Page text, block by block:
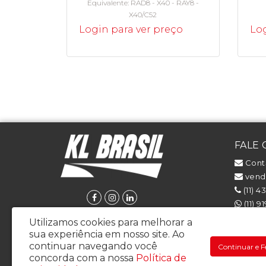
Equivalente RAD8 - X40 - RAY8 -
X40/C52
Login para ver preço
FALE
(11)
(11)
KL BRASIL COMERCIO, IMPORTACAO E EXPORTACAO LTDA -
Utilizamos cookies para melhorar a
sua experiência em nosso site. Ao
continuar navegando você
concorda com a nossa Política de
Continuar e